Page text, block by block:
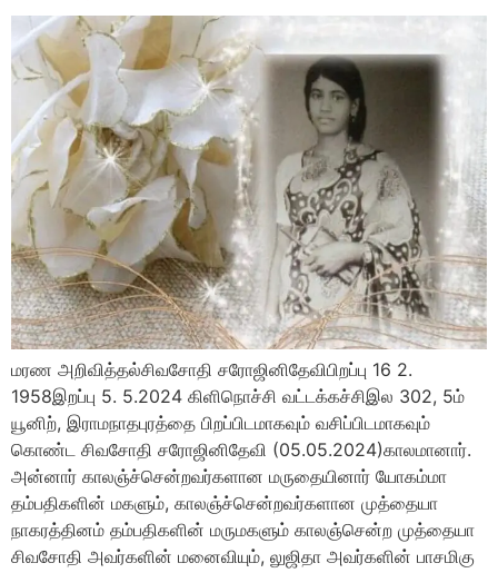
மரண அறிவித்தல்சிவசோதி சரோஜினிதேவிபிறப்பு 16 2.
1958இறப்பு 5. 5.2024 கிளிநொச்சி வட்டக்கச்சிஇல 302, 5ம்
யூனிற், இராமநாதபுரத்தை பிறப்பிடமாகவும் வசிப்பிடமாகவும்
கொண்ட சிவசோதி சரோஜினிதேவி (05.05.2024)காலமானார்.
அன்னார் காலஞ்ச்சென்றவர்களான மருதையினார் யோகம்மா
தம்பதிகளின் மகளும், காலஞ்ச்சென்றவர்களான முத்தையா
நாகரத்தினம் தம்பதிகளின் மருமகளும் காலஞ்சென்ற முத்தையா
சிவசோதி அவர்களின் மனைவியும், லுஜிதா அவர்களின் பாசமிகு